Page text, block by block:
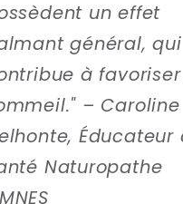
un effet
général, qui
à
– Caroline
Éducateur
Naturopathe